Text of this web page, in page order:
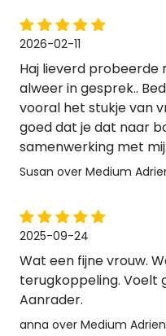
2026-02-11
Haj lieverd probeerde
alweer in gesprek..
vooral het stukje van
goed dat je dat naar
samenwerking met
Susan over Medium
2025-09-24
Wat een fijne vrouw.
terugkoppeling. Voelt
Aanrader.
anna over Medium